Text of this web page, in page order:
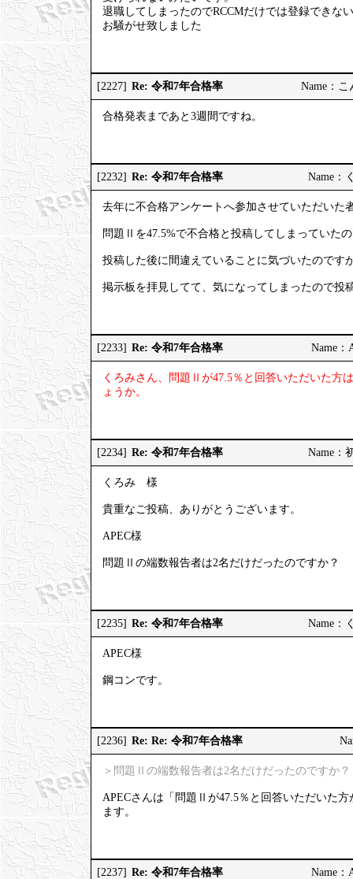
退職してしまったのでRCCMだけでは登録できな
お騒がせ致しました
[2227] Re: 令和7年合格率 Name：
合格発表まであと3週間ですね。
[2232] Re: 令和7年合格率 Name：
去年に不合格アンケートへ参加させていただいた
問題Ⅱを47.5%で不合格と投稿してしまっていた
投稿した後に間違えていることに気づいたのです
掲示板を拝見してて、気になってしまったので投
[2233] Re: 令和7年合格率 Name：
くろみさん、問題Ⅱが47.5％と回答いただいた方
ょうか。
[2234] Re: 令和7年合格率 Name：
くろみ 様
貴重なご投稿、ありがとうございます。
APEC様
問題Ⅱの端数報告者は2名だけだったのですか？
[2235] Re: 令和7年合格率 Name：
APEC様
鋼コンです。
[2236] Re: Re: 令和7年合格率
＞問題Ⅱの端数報告者は2名だけだったのですか？
APECさんは「問題Ⅱが47.5％と回答いただいた
ます。
[2237] Re: 令和7年合格率 Name：